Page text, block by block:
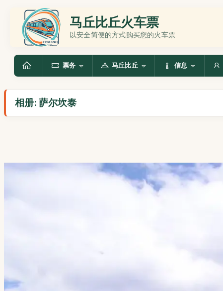
马丘比丘火车票
以安全简便的方式购买您的火车票
票务 马丘比丘 信息
相册: 萨尔坎泰